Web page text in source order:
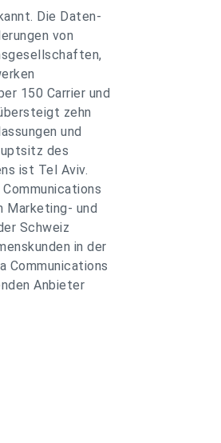
Die Daten-
von
150 Carrier und
zehn
und
des
ist Tel Aviv.
Marketing- und
Schweiz
in der
Communications
Anbieter